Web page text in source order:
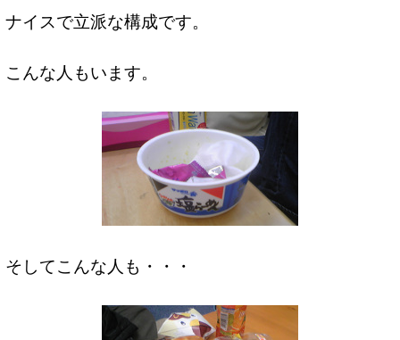
ナイスで立派な構成です。
こんな人もいます。
そしてこんな人も・・・